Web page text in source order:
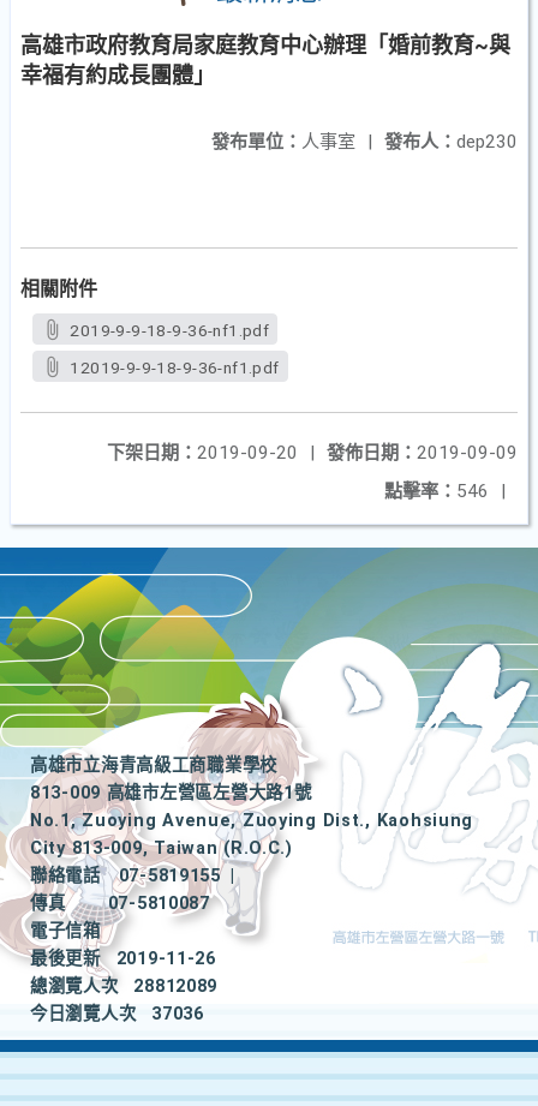
高雄市政府教育局家庭教育中心辦理「婚前教育~與
幸福有約成長團體」
發布人： dep230
發布單位： 人事室 |
相關附件
2019-9-9-18-9-36-nf1.pdf
12019-9-9-18-9-36-nf1.pdf
發佈日期： 2019-09-09
下架日期： 2019-09-20
|
點擊率： 546 |
高雄市立海青高級工商職業學校
813-009 高雄市左營區左營大路1號
No.1, Zuoying Avenue, Zuoying Dist., Kaohsiung
City 813-009, Taiwan (R.O.C.)
聯絡電話
07-5819155
|
傳真
07-5810087
電子信箱
最後更新
2019-11-26
總瀏覽人次
28812089
今日瀏覽人次
37036